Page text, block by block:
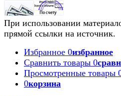
При использовании
прямой ссылки на источник.
Избранное 0избранное
Сравнить товары 0
Просмотренные товары
0корзина